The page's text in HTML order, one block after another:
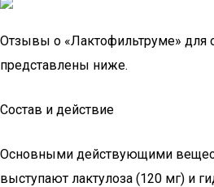
Отзывы о «Лактофильтруме» для
представлены ниже.
Состав и действие
Основными действующими
выступают лактулоза (120 мг) и